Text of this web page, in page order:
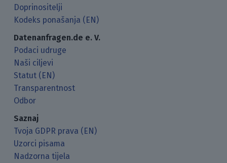
Doprinositelji
Kodeks ponašanja (EN)
Datenanfragen.de e. V.
Podaci udruge
Naši ciljevi
Statut (EN)
Transparentnost
Odbor
Saznaj
Tvoja GDPR prava (EN)
Uzorci pisama
Nadzorna tijela